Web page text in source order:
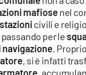
mafiose nel
civili e
per le
. Proprio
, si è infatti